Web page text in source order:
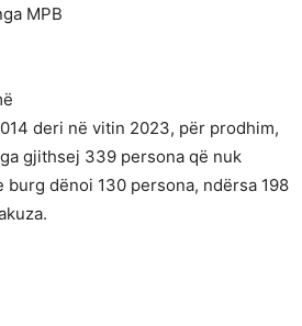
MPB
deri në vitin 2023, për prodhim,
gjithsej 339 persona që nuk
dënoi 130 persona, ndërsa 198